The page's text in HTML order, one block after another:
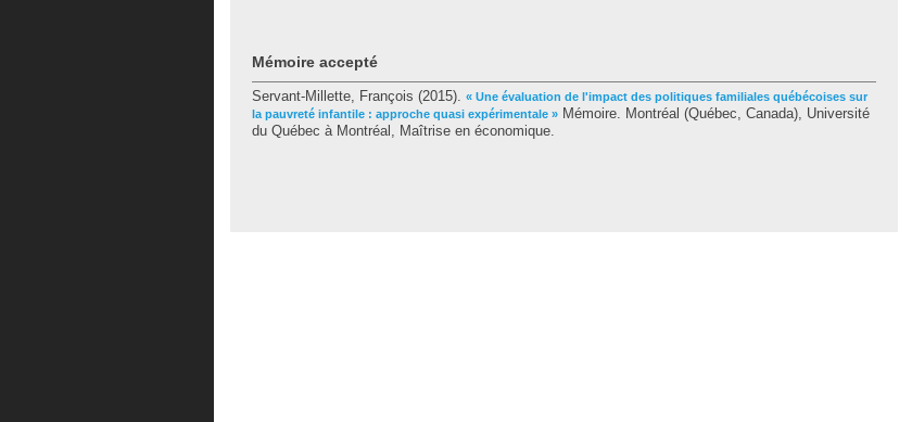
Mémoire accepté
Servant-Millette, François (2015). « Une évaluation de l'impact des politiques familiales québécoises sur
la pauvreté infantile : approche quasi expérimentale » Mémoire. Montréal (Québec, Canada), Université
du Québec à Montréal, Maîtrise en économique.